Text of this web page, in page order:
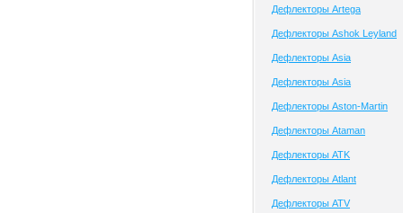
Дефлекторы Artega
Дефлекторы Ashok Leyland
Дефлекторы Asia
Дефлекторы Asia
Дефлекторы Aston-Martin
Дефлекторы Ataman
Дефлекторы ATK
Дефлекторы Atlant
Дефлекторы ATV